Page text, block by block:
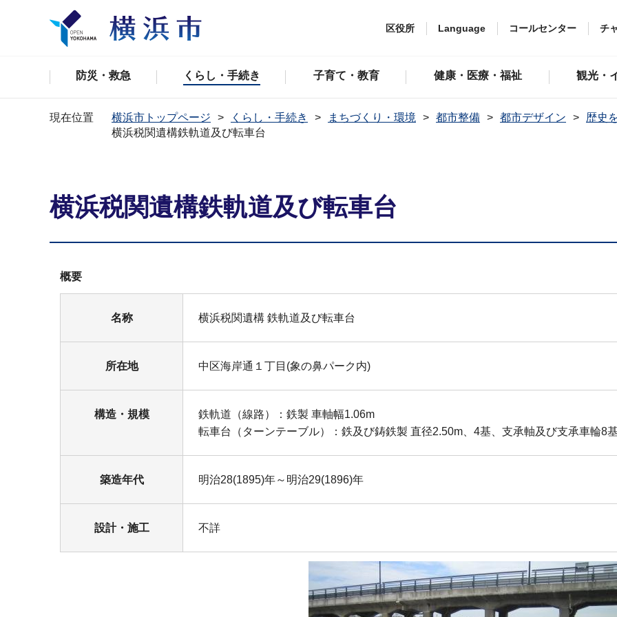
区役所 Language コールセンター チ
防災・救急 くらし・手続き 子育て・教育 健康・医療・福祉 観光・
現在位置 横浜市トップページ くらし・手続き まちづくり・環境 都市整備 都市デザイン
歴史
横浜税関遺構鉄軌道及び転車台
横浜税関遺構鉄軌道及び転車台
概要
名称 横浜税関遺構 鉄軌道及び転車台
所在地 中区海岸通１丁目(象の鼻パーク内)
構造・規模
鉄軌道（線路）：鉄製 車軸幅1.06m
転車台（ターンテーブル）：鉄及び鋳鉄製 直径2.50m、4基、支承軸及び支承車輪8
築造年代 明治28(1895)年～明治29(1896)年
設計・施工 不詳